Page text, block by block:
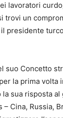
lavoratori
un
presidente
suo Concetto
per la prima volta
sua risposta
Cina, Russia,